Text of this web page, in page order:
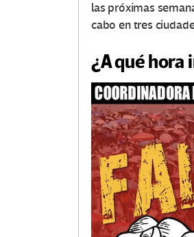
las próximas
cabo en tres
¿A qué hora